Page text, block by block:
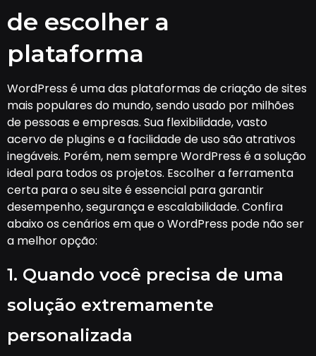
de escolher a
plataforma
WordPress é uma das plataformas de criação de sites
mais populares do mundo, sendo usado por milhões
de pessoas e empresas. Sua flexibilidade, vasto
acervo de plugins e a facilidade de uso são atrativos
inegáveis. Porém, nem sempre WordPress é a solução
ideal para todos os projetos. Escolher a ferramenta
certa para o seu site é essencial para garantir
desempenho, segurança e escalabilidade. Confira
abaixo os cenários em que o WordPress pode não ser
a melhor opção:
1. Quando você precisa de uma
solução extremamente
personalizada